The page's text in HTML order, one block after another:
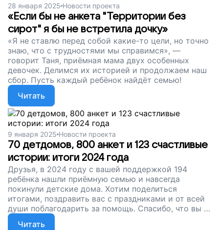
28 января 2025 Новости проекта
«Если бы не анкета "Территории без
сирот" я бы не встретила дочку»
«Я не ставлю перед собой какие-то цели, но точно
знаю, что с трудностями мы справимся», —
говорит Таня, приёмная мама двух особенных
девочек. Делимся их историей и продолжаем наш
сбор. Пусть каждый ребёнок найдёт семью!
Читать
9 января 2025 Новости проекта
70 детдомов, 800 анкет и 123 счастливые
истории: итоги 2024 года
Друзья, в 2024 году с вашей поддержкой 194
ребёнка нашли приёмную семью и навсегда
покинули детские дома. Хотим поделиться
итогами, поздравить вас с праздниками и от всей
души поблагодарить за помощь. Спасибо, что вы с
нами!
Читать